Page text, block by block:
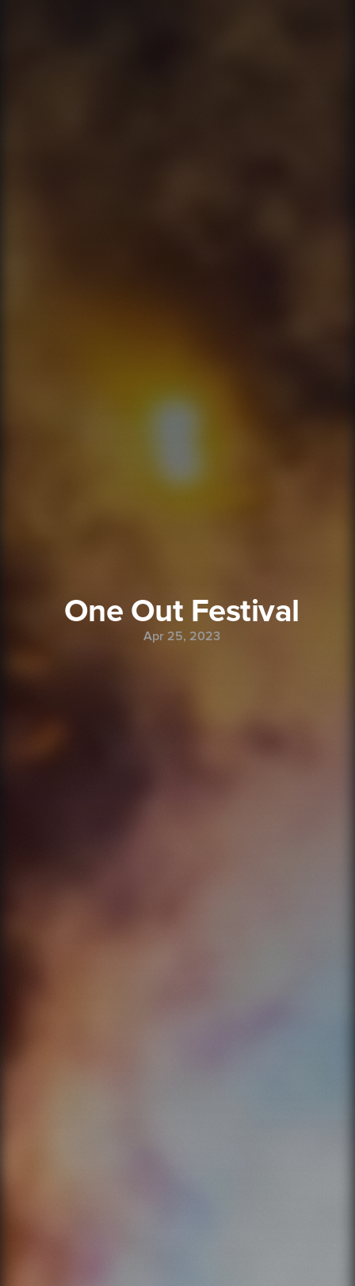
One Out Festival
Apr 25, 2023